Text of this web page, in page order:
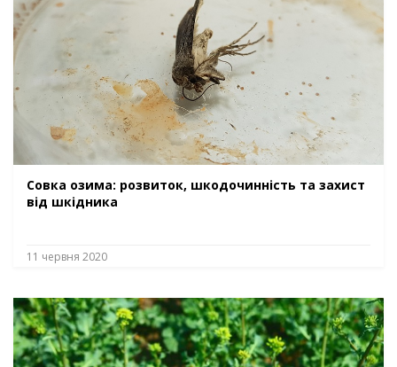
Совка озима: розвиток, шкодочинність та захист
від шкідника
11 червня 2020